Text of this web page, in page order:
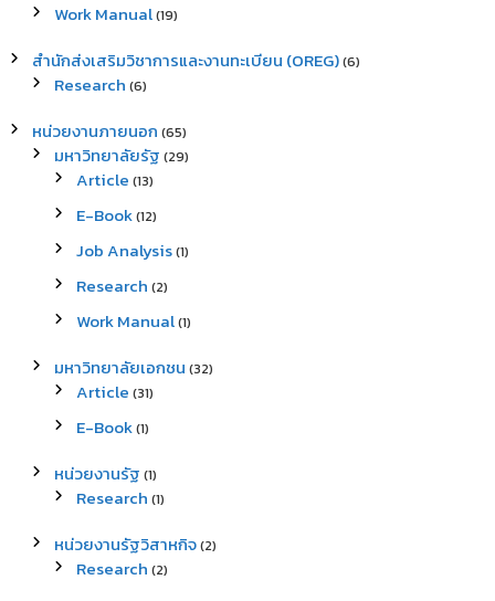
Work Manual(19)
สำนักส่งเสริมวิชาการและงานทะเบียน (OREG)(6)
Research (6)
หน่วยงานภายนอก (65)
มหาวิทยาลัยรัฐ (29)
Article (13)
E-Book(12)
Job Analysis(1)
Research (2)
Work Manual(1)
มหาวิทยาลัยเอกชน (32)
Article (31)
E-Book(1)
หน่วยงานรัฐ (1)
Research (1)
หน่วยงานรัฐวิสาหกิจ(2)
Research (2)